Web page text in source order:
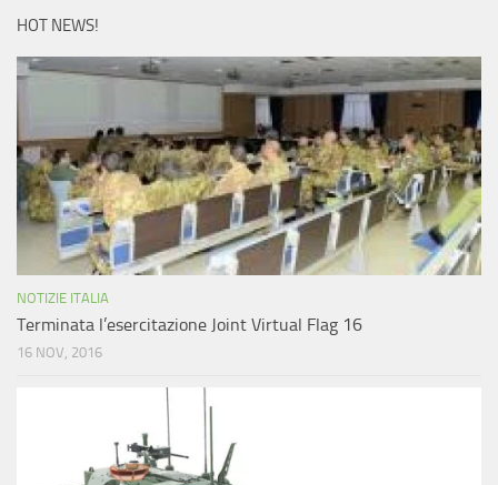
HOT NEWS!
NOTIZIE ITALIA
Terminata l’esercitazione Joint Virtual Flag 16
16 NOV, 2016